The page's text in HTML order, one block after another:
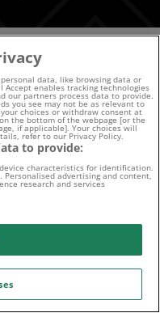
gestellt von
data, like browsing data or
enables tracking technologies
our partners process data to provide.
you see may not be as relevant to
choices or withdraw consent at
the bottom of the webpage [or the
if applicable]. Your choices will
refer to our Privacy Policy.
to provide:
characteristics for identification.
advertising and content,
research and services